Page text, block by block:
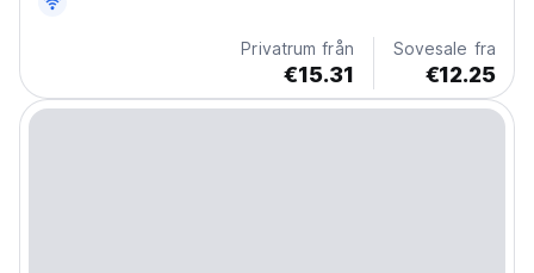
Privatrum från
€15.31
Sovesale fra
€12.25